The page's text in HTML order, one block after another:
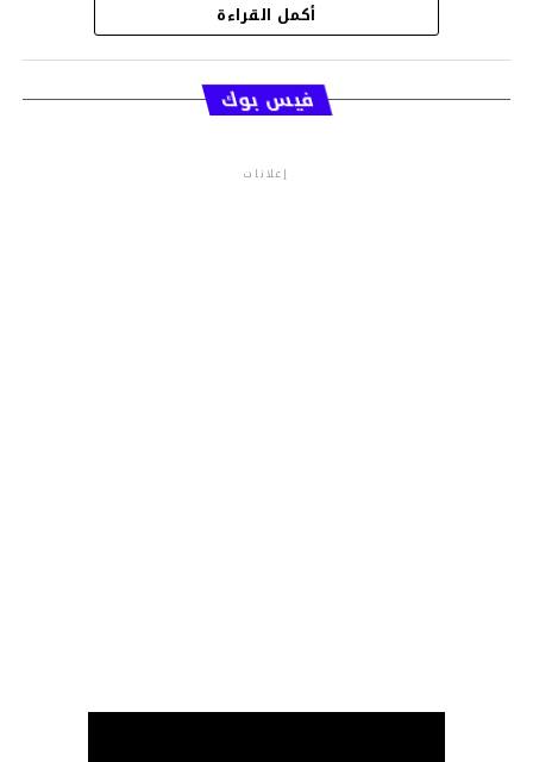
قسم الاخبار
أكمل القراءة
فيس بوك
إعلانات